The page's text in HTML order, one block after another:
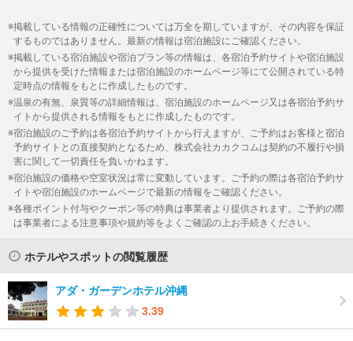
掲載している情報の正確性については万全を期していますが、その内容を保証
するものではありません。最新の情報は宿泊施設にご確認ください。
掲載している宿泊施設や宿泊プラン等の情報は、各宿泊予約サイトや宿泊施設
から提供を受けた情報または宿泊施設のホームページ等にて公開されている特
定時点の情報をもとに作成したものです。
温泉の有無、泉質等の詳細情報は、宿泊施設のホームページ又は各宿泊予約サ
イトから提供される情報をもとに作成したものです。
宿泊施設のご予約は各宿泊予約サイトから行えますが、ご予約はお客様と宿泊
予約サイトとの直接契約となるため、株式会社カカクコムは契約の不履行や損
害に関して一切責任を負いかねます。
宿泊施設の価格や空室状況は常に変動しています。ご予約の際は各宿泊予約サ
イトや宿泊施設のホームページで最新の情報をご確認ください。
各種ポイント付与やクーポン等の特典は事業者より提供されます。ご予約の際
は事業者による注意事項や規約等をよくご確認の上お手続きください。
ホテルやスポットの閲覧履歴
アダ・ガーデンホテル沖縄
3.39